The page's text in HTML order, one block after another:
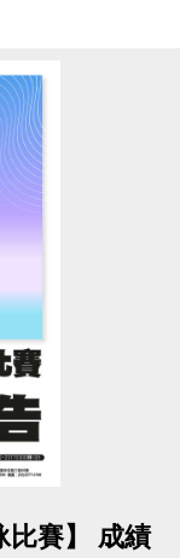
優惠
門
比賽】 成績